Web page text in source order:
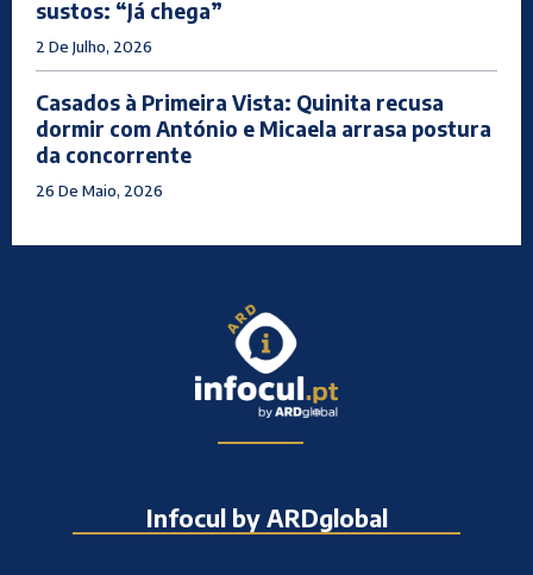
sustos: “Já chega”
2 De Julho, 2026
Casados à Primeira Vista: Quinita recusa
dormir com António e Micaela arrasa postura
da concorrente
26 De Maio, 2026
Infocul by ARDglobal